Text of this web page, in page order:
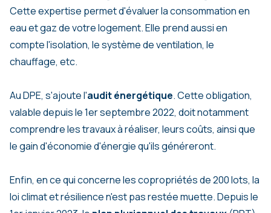
Cette expertise permet d'évaluer la consommation en
eau et gaz de votre logement. Elle prend aussi en
compte l'isolation, le système de ventilation, le
chauffage, etc.
Au DPE, s'ajoute l'audit énergétique. Cette obligation,
valable depuis le 1er septembre 2022, doit notamment
comprendre les travaux à réaliser, leurs coûts, ainsi que
le gain d'économie d'énergie qu'ils généreront.
Enfin, en ce qui concerne les copropriétés de 200 lots, la
loi climat et résilience n'est pas restée muette. Depuis le